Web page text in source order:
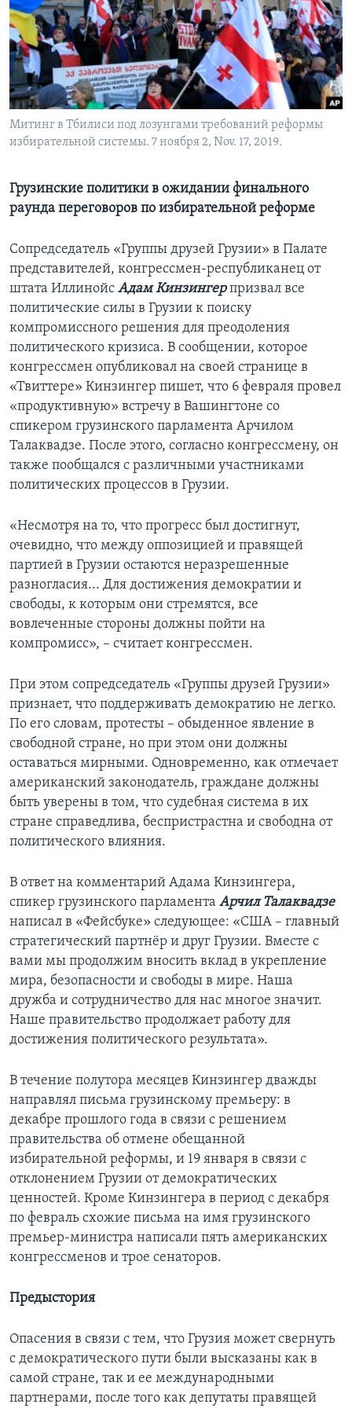
Learning English
СОЦИАЛЬНЫЕ СЕТИ
Языки
Митинг в Тбилиси под лозунгами требований реформы
избирательной системы. 7 ноября 2, Nov. 17, 2019.
Грузинские политики в ожидании финального
раунда переговоров по избирательной реформе
Сопредседатель «Группы друзей Грузии» в Палате
представителей, конгрессмен-республиканец от
штата Иллинойс Адам Кинзингерпризвал все
политические силы в Грузии к поиску
компромиссного решения для преодоления
политического кризиса. В сообщении, которое
конгрессмен опубликовал на своей странице в
«Твиттере» Кинзингер пишет, что 6 февраля провел
«продуктивную» встречу в Вашингтоне со
спикером грузинского парламента Арчилом
Талаквадзе. После этого, согласно конгрессмену, он
также пообщался с различными участниками
политических процессов в Грузии.
«Несмотря на то, что прогресс был достигнут,
очевидно, что между оппозицией и правящей
партией в Грузии остаются неразрешенные
разногласия... Для достижения демократии и
свободы, к которым они стремятся, все
вовлеченные стороны должны пойти на
компромисс», – считает конгрессмен.
При этом сопредседатель «Группы друзей Грузии»
признает, что поддерживать демократию не легко.
По его словам, протесты – обыденное явление в
свободной стране, но при этом они должны
оставаться мирными. Одновременно, как отмечает
американский законодатель, граждане должны
быть уверены в том, что судебная система в их
стране справедлива, беспристрастна и свободна от
политического влияния.
В ответ на комментарий Адама Кинзингера,
спикер грузинского парламента Арчил Талаквадзе
написал в «Фейсбуке» следующее: «США – главный
стратегический партнёр и друг Грузии. Вместе c
вами мы продолжим вносить вклад в укрепление
мира, безопасности и свободы в мире. Наша
дружба и сотрудничество для нас многое значит.
Наше правительство продолжает работу для
достижения политического результата».
В течение полутора месяцев Кинзингер дважды
направлял письма грузинскому премьеру: в
декабре прошлого года в связи с решением
правительства об отмене обещанной
избирательной реформы, и 19 января в связи с
отклонением Грузии от демократических
ценностей. Кроме Кинзингера в период с декабря
по февраль схожие письма на имя грузинского
премьер-министра написали пять американских
конгрессменов и трое сенаторов.
Предыстория
Опасения в связи с тем, что Грузия может свернуть
с демократического пути были высказаны как в
самой стране, так и ее международными
партнерами, после того как депутаты правящей